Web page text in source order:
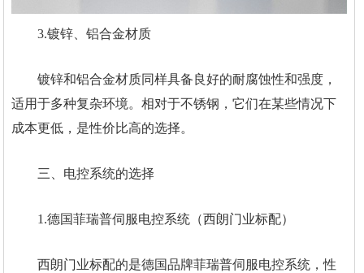
3.镀锌、铝合金材质
镀锌和铝合金材质同样具备良好的耐腐蚀性和强度，
适用于多种复杂环境。相对于不锈钢，它们在某些情况下
成本更低，是性价比高的选择。
三、电控系统的选择
1.德国菲瑞普伺服电控系统（西朗门业标配）
西朗门业标配的是德国品牌菲瑞普伺服电控系统，性